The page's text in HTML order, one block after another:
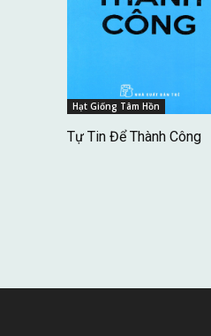
Hạt Giống Tâm Hồn
Tự Tin Để Thành Công